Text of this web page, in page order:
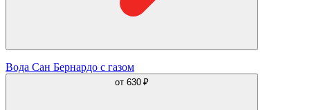
Вода Сан Бернардо с газом
от 630 ₽